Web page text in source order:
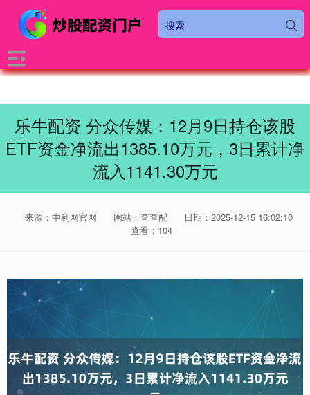
乐牛配资 分众传媒：12月9日持仓该股
ETF资金净流出1385.10万元，3日累计净
流入1141.30万元
来源：中利网官网 网站：查查配
日期：2025-12-15 16:02:10
查看：104